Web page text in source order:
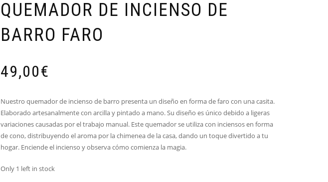
QUEMADOR DE INCIENSO DE
BARRO FARO
49,00€
Nuestro quemador de incienso de barro presenta un diseño en forma de faro con una casita.
Elaborado artesanalmente con arcilla y pintado a mano. Su diseño es único debido a ligeras
variaciones causadas por el trabajo manual. Este quemador se utiliza con inciensos en forma
de cono, distribuyendo el aroma por la chimenea de la casa, dando un toque divertido a tu
hogar. Enciende el incienso y observa cómo comienza la magia.
Only 1 left in stock